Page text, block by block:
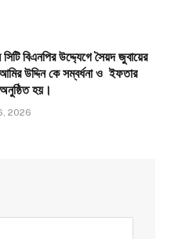
সিটি বিএনপির উদ্দ্যেগে সৈয়দ জুবায়ের
উদ্দিন কে সম্বর্ধনা ও ইফতার
হয়।
2026